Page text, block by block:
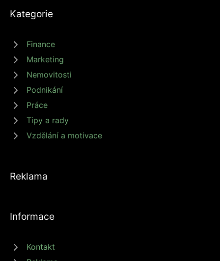
Kategorie
Finance
Marketing
Nemovitosti
Podnikání
Práce
Tipy a rady
Vzdělání a motivace
Reklama
Informace
Kontakt